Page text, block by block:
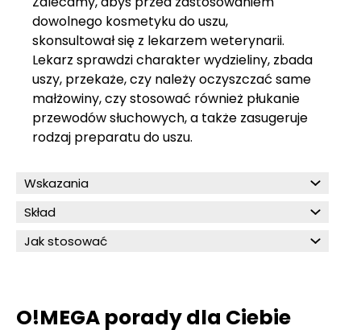
dowolnego kosmetyku do uszu,
skonsultował się z lekarzem weterynarii.
Lekarz sprawdzi charakter wydzieliny, zbada
uszy, przekaże, czy należy oczyszczać same
małżowiny, czy stosować również płukanie
przewodów słuchowych, a także zasugeruje
rodzaj preparatu do uszu.
Wskazania
Skład
Jak stosować
O!MEGA porady dla Ciebie